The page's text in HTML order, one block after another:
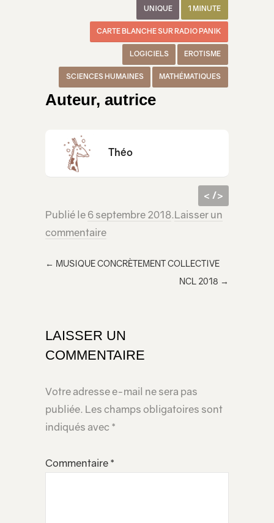
1 MINUTE
UNIQUE
CARTE BLANCHE SUR RADIO PANIK
EROTISME
LOGICIELS
MATHÉMATIQUES
SCIENCES HUMAINES
Auteur, autrice
Théo
< />
code
e
dans
Publié le 6 septembre 2018.Laisser un
commentaire
← MUSIQUE CONCRÈTEMENT COLLECTIVE
NCL 2018 →
LAISSER UN
COMMENTAIRE
Votre adresse e-mail ne sera pas
publiée. Les champs obligatoires sont
indiqués avec *
Commentaire *